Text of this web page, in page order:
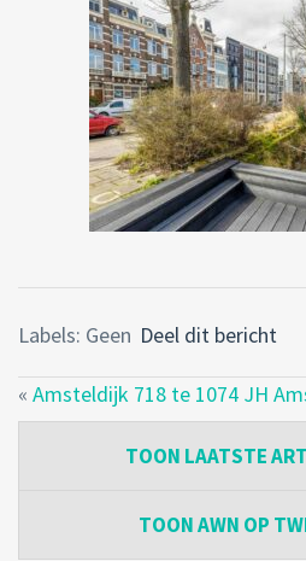
Deel dit bericht
Labels: Geen
« Amsteldijk 718 te 1074 JH
TOON LAATSTE
TOONAWN OP